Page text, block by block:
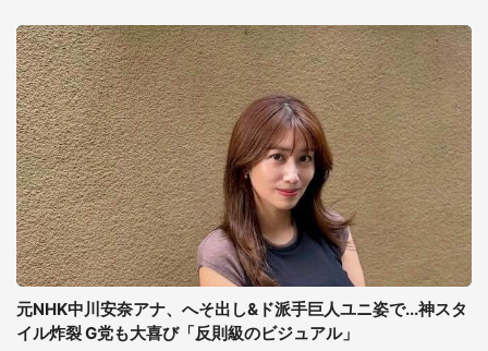
元NHK中川安奈アナ、へそ出し&ド派手巨人ユニ姿で...神スタ
イル炸裂 G党も大喜び「反則級のビジュアル」